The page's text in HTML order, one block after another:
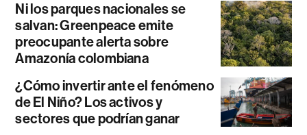
Ni los parques nacionales se
salvan: Greenpeace emite
preocupante alerta sobre
Amazonía colombiana
¿Cómo invertir ante el fenómeno
de El Niño? Los activos y
sectores que podrían ganar